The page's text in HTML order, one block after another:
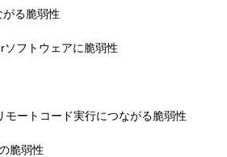
る脆弱性
フトウェアに脆弱性
ートコード実行につながる脆弱性
脆弱性